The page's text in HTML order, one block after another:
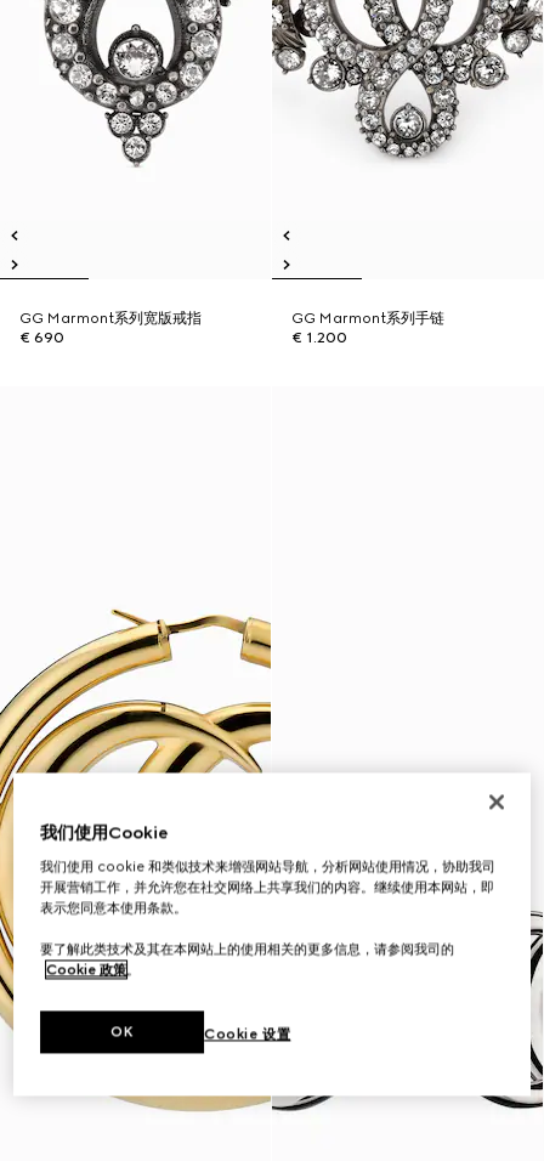
GG Marmont系列宽版戒指
€ 690
GG Marmont系列手链
€ 1.200
我们使用Cookie
我们使用 cookie 和类似技术来增强网站导航，分析网站使用情况，协助我司
开展营销工作，并允许您在社交网络上共享我们的内容。继续使用本网站，即
表示您同意本使用条款。
要了解此类技术及其在本网站上的使用相关的更多信息，请参阅我司的
Cookie 政策。
Cookie 设置
OK